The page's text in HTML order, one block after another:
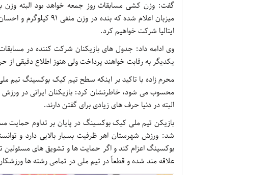
گفت: وزن کشی مسابقات روز جمعه خواهد بود البته وزن
ایتالیا شرکت خواهیم کرد.
یکدیگر به رقابت خواهند پرداخت ولی هنوز اطلاع دقیقی از
محرم زاده با تاکید بر اینکه سطح تیم کیک بوکسینگ تیم
محسوب می شود، خاطرنشان کرد: بازیکنان ایرانی در ورزش
البته در دنیا حرف های زیادی برای گفتن دارند.
بازیکن تیم ملی کیک بوکسینگ در پایان بر تداوم حمایت
شد: ورزش شهرستان اهر ظرفیت بسیار بالایی دارد و
بوکسینگ اعزام کند و اگر حمایت ها و تشویق های مسئولین
علاقه مند شده و قطعاً در تیم ملی در تمامی رشته ها